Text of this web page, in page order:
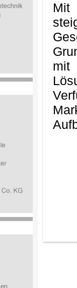
Mit
mit